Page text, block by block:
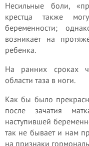
Несильные боли,
крестца также
беременности;
возникает на
ребенка.
На ранних сроках
области таза в ноги.
Как бы было
после зачатия
наступившей
так не бывает и нам
на признаки